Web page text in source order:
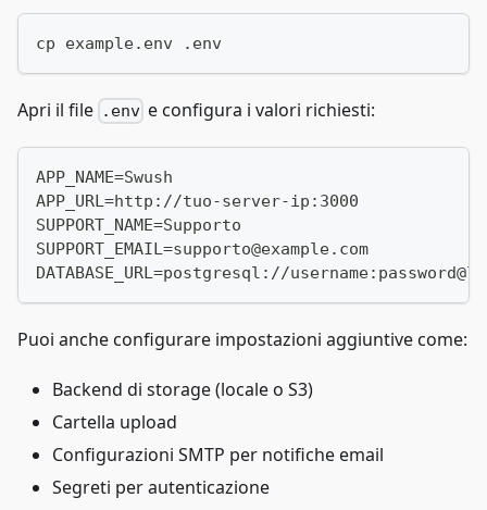
cp example.env .env
Apri il file .env e configura i valori richiesti:
APP_NAME=Swush
APP_URL=http://tuo-server-ip:3000
SUPPORT_NAME=Supporto
SUPPORT_EMAIL=supporto@example.com
DATABASE_URL=postgresql://
Puoi anche configurare impostazioni aggiuntive come:
Backend di storage (locale o S3)
Cartella upload
Configurazioni SMTP per notifiche email
Segreti per autenticazione